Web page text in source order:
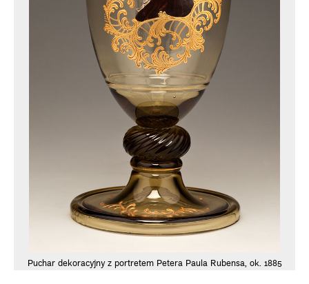
Puchar dekoracyjny z portretem Petera Paula Rubensa, ok. 1885